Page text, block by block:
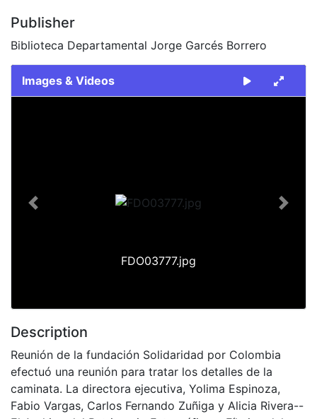
Publisher
Biblioteca Departamental Jorge Garcés Borrero
Images & Videos
FDO03777.jpg
Previous Next
Description
Reunión de la fundación Solidaridad por Colombia
efectuó una reunión para tratar los detalles de la
caminata. La directora ejecutiva, Yolima Espinoza,
Fabio Vargas, Carlos Fernando Zuñiga y Alicia Rivera--